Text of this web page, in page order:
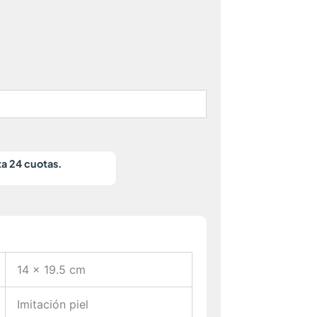
24 cuotas.
14 × 19.5 cm
Imitación piel